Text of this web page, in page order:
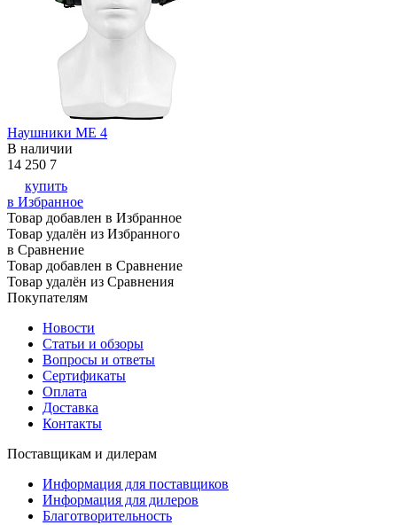
Наушники ME 4
В наличии
14 250 7
купить
в Избранное
Товар добавлен в Избранное
Товар удалён из Избранного
в Сравнение
Товар добавлен в Сравнение
Товар удалён из Сравнения
Покупателям
Новости
Статьи и обзоры
Вопросы и ответы
Сертификаты
Оплата
Доставка
Контакты
Поставщикам и дилерам
Информация для поставщиков
Информация для дилеров
Благотворительность